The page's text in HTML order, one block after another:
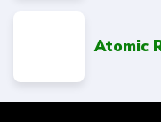
Atomic